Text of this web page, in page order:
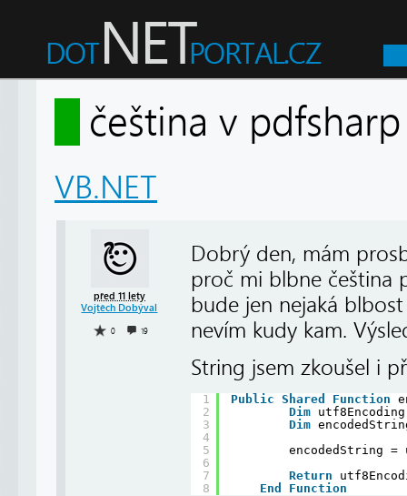
čeština v
VB.NET
před 11 lety
Vojtěch Dobýval
0 19
Dobrý den, mám
proč mi blbne čeština
bude jen nejaká
nevím kudy kam.
String jsem zkoušel i
1
2
3
4
5
6
7
8
Public Shared Function
Dim
Dim
encodedString
Return
End
Function